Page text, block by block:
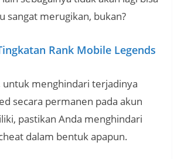
sangat merugikan, bukan?
Rank Mobile Legends
untuk menghindari terjadinya
secara permanen pada akun
pastikan Anda menghindari
dalam bentuk apapun.